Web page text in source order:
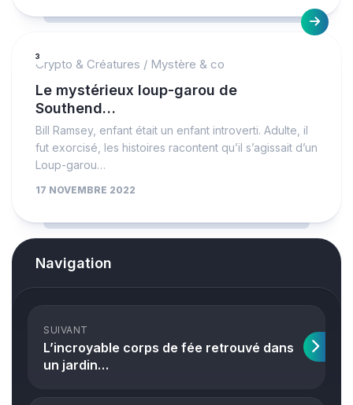
3
Crypto & Créatures / Mystère & co
Le mystérieux loup-garou de
Southend…
Bill Ramsey, enfant était un enfant introverti. Adulte, il
fut exorcisé, les histoires racontent qu’il s’agissait d’un
Loup-garou…
17 NOVEMBRE 2022
Navigation
SUIVANT
L’incroyable corps de fée retrouvé dans
un jardin…